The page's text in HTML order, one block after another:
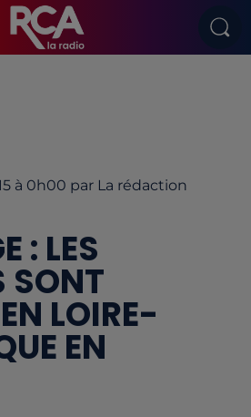
à 0h00 par La rédaction
: LES
SONT
LOIRE-
EN